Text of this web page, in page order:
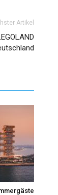
Artikel